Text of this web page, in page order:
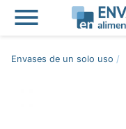

Envases de un solo uso